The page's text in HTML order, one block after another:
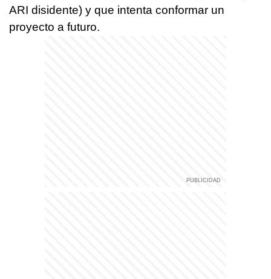
ARI disidente) y que intenta conformar un
proyecto a futuro.